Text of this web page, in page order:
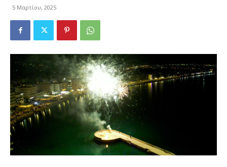
5 Μαρτίου, 2025